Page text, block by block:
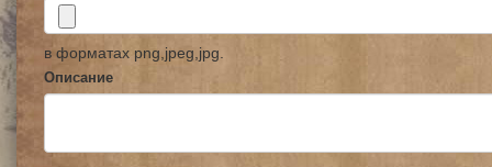
в форматах png,jpeg,jpg.
Описание